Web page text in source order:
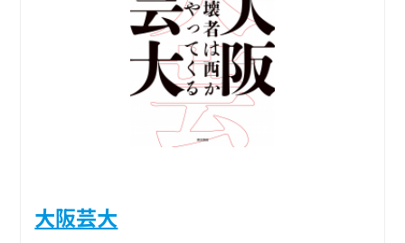
大阪芸大